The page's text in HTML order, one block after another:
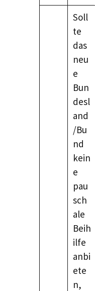
Soll
te
das
neu
e
Bun
desl
and
/Bu
nd
kein
e
pau
sch
ale
Beih
ilfe
anbi
ete
n,